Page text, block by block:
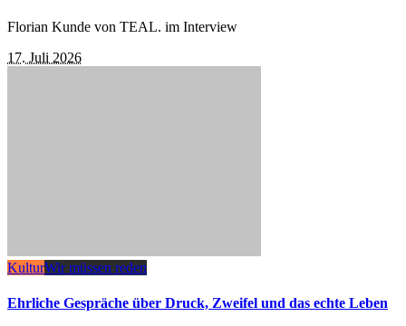
Florian Kunde von TEAL. im Interview
17. Juli 2026
KulturWir müssen reden
Ehrliche Gespräche über Druck, Zweifel und das echte Leben